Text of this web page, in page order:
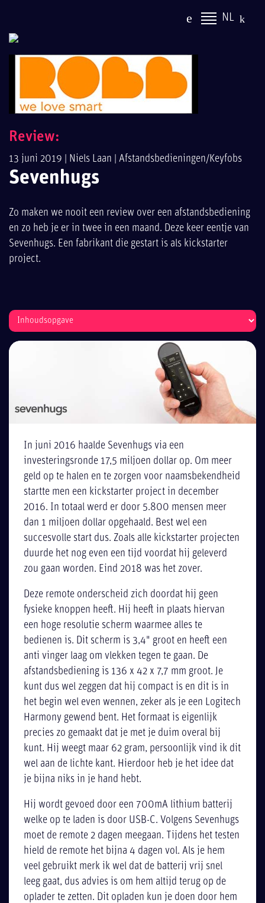
NL
Review:
13 juni 2019 | Niels Laan Afstandsbedieningen/Keyfobs
Sevenhugs
Zo maken we nooit een review over een afstandsbediening
en zo heb je er in twee in een maand. Deze keer eentje van
Sevenhugs. Een fabrikant die gestart is als kickstarter
project.
In juni 2016 haalde Sevenhugs via een
investeringsronde 17,5 miljoen dollar op. Om meer
geld op te halen en te zorgen voor naamsbekendheid
startte men een kickstarter project in december
2016. In totaal werd er door 5.800 mensen meer
dan 1 miljoen dollar opgehaald. Best wel een
succesvolle start dus. Zoals alle kickstarter projecten
duurde het nog even een tijd voordat hij geleverd
zou gaan worden. Eind 2018 was het zover.
Deze remote onderscheid zich doordat hij geen
fysieke knoppen heeft. Hij heeft in plaats hiervan
een hoge resolutie scherm waarmee alles te
bedienen is. Dit scherm is 3,4" groot en heeft een
anti vinger laag om vlekken tegen te gaan. De
afstandsbediening is 136 x 42 x 7,7 mm groot. Je
kunt dus wel zeggen dat hij compact is en dit is in
het begin wel even wennen, zeker als je een Logitech
Harmony gewend bent. Het formaat is eigenlijk
precies zo gemaakt dat je met je duim overal bij
kunt. Hij weegt maar 62 gram, persoonlijk vind ik dit
wel aan de lichte kant. Hierdoor heb je het idee dat
je bijna niks in je hand hebt.
Hij wordt gevoed door een 700mA lithium batterij
welke op te laden is door USB-C. Volgens Sevenhugs
moet de remote 2 dagen meegaan. Tijdens het testen
hield de remote het bijna 4 dagen vol. Als je hem
veel gebruikt merk ik wel dat de batterij vrij snel
leeg gaat, dus advies is om hem altijd terug op de
oplader te zetten. Dit opladen kun je doen door hem